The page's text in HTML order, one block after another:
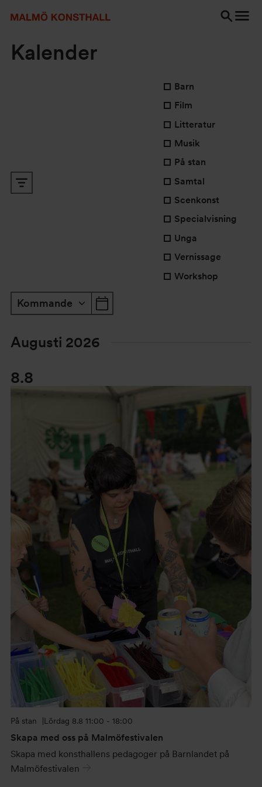
Kalender
Evenemang Search and Views
Visa filter
Ändring av någon av
Barn
Film
Litteratur
Musik
På stan
Samtal
Scenkonst
Specialvisning
Unga
Vernissage
Workshop
Kommande
Välj datum
Augusti 2026
8.8
Lördag 8.8 11:00 - 18:00
På stan
Skapa med oss på Malmöfestivalen
Skapa med konsthallens pedagoger på Barnlandet på
Malmöfestivalen